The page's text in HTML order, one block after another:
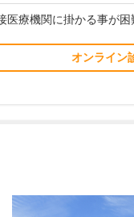
医療機関に掛かる事が
オンライン